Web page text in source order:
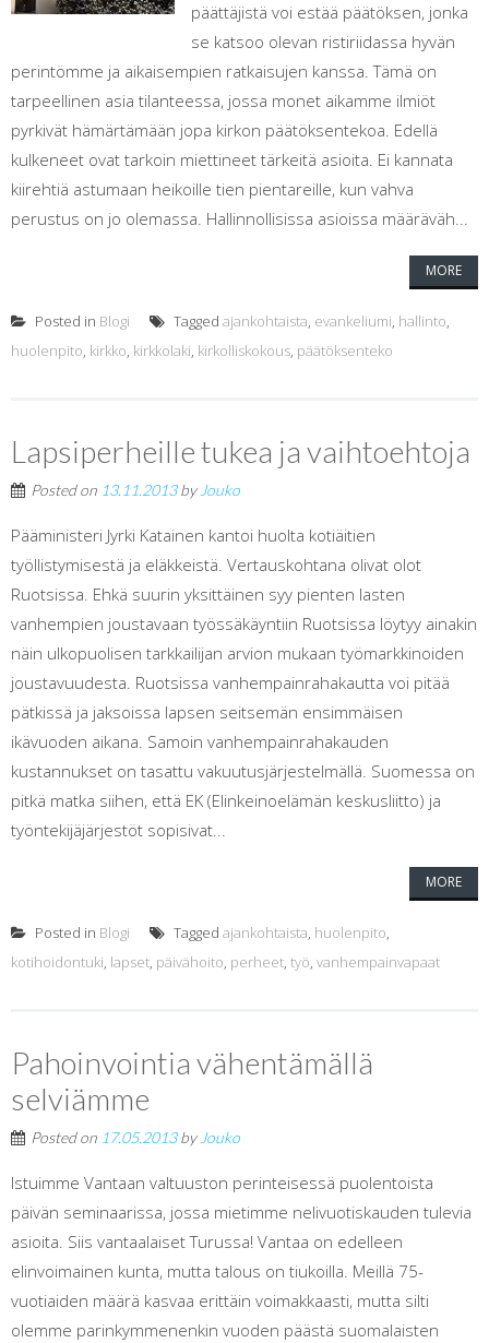
päättäjistä voi estää päätöksen, jonka
se katsoo olevan ristiriidassa hyvän
perintömme ja aikaisempien ratkaisujen kanssa. Tämä on
tarpeellinen asia tilanteessa, jossa monet aikamme ilmiöt
pyrkivät hämärtämään jopa kirkon päätöksentekoa. Edellä
kulkeneet ovat tarkoin miettineet tärkeitä asioita. Ei kannata
kiirehtiä astumaan heikoille tien pientareille, kun vahva
perustus on jo olemassa. Hallinnollisissa asioissa määräväh...
MORE
Posted in Blogi Tagged ajankohtaista, evankeliumi, hallinto,
huolenpito, kirkko, kirkkolaki, kirkolliskokous, päätöksenteko
Lapsiperheille tukea ja vaihtoehtoja
Posted on 13.11.2013by Jouko
Pääministeri Jyrki Katainen kantoi huolta kotiäitien
työllistymisestä ja eläkkeistä. Vertauskohtana olivat olot
Ruotsissa. Ehkä suurin yksittäinen syy pienten lasten
vanhempien joustavaan työssäkäyntiin Ruotsissa löytyy ainakin
näin ulkopuolisen tarkkailijan arvion mukaan työmarkkinoiden
joustavuudesta. Ruotsissa vanhempainrahakautta voi pitää
pätkissä ja jaksoissa lapsen seitsemän ensimmäisen
ikävuoden aikana. Samoin vanhempainrahakauden
kustannukset on tasattu vakuutusjärjestelmällä. Suomessa on
pitkä matka siihen, että EK (Elinkeinoelämän keskusliitto) ja
työntekijäjärjestöt sopisivat...
MORE
Posted in Blogi Tagged ajankohtaista, huolenpito,
kotihoidontuki, lapset, päivähoito, perheet, työ, vanhempainvapaat
Pahoinvointia vähentämällä
selviämme
Posted on 17.05.2013by Jouko
Istuimme Vantaan valtuuston perinteisessä puolentoista
päivän seminaarissa, jossa mietimme nelivuotiskauden tulevia
asioita. Siis vantaalaiset Turussa! Vantaa on edelleen
elinvoimainen kunta, mutta talous on tiukoilla. Meillä 75-
vuotiaiden määrä kasvaa erittäin voimakkaasti, mutta silti
olemme parinkymmenenkin vuoden päästä suomalaisten